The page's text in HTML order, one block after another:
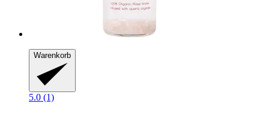
Warenkorb
5.0 (1)